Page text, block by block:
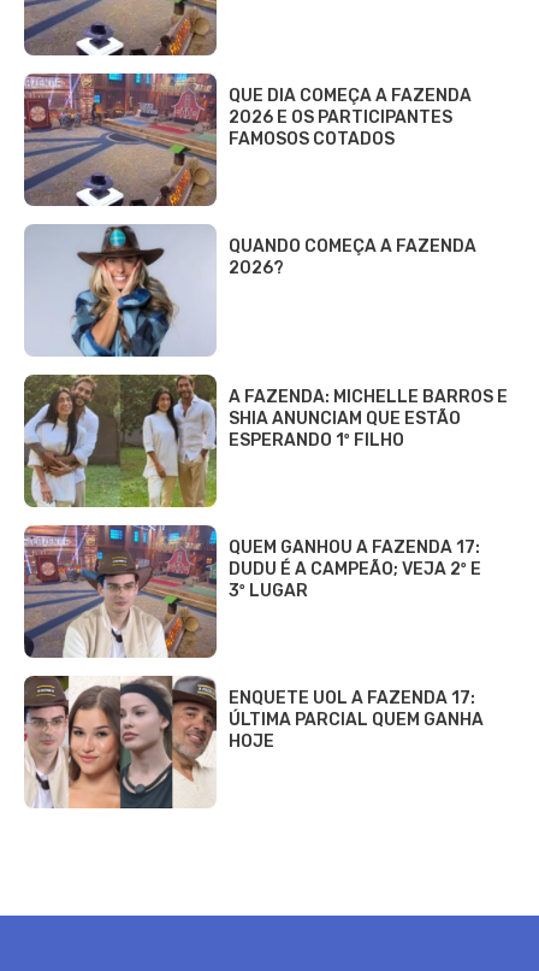
QUE DIA COMEÇA A FAZENDA
2026 E OS PARTICIPANTES
FAMOSOS COTADOS
QUANDO COMEÇA A FAZENDA
2026?
A FAZENDA: MICHELLE BARROS E
SHIA ANUNCIAM QUE ESTÃO
ESPERANDO 1º FILHO
QUEM GANHOU A FAZENDA 17:
DUDU É A CAMPEÃO; VEJA 2º E
3º LUGAR
ENQUETE UOL A FAZENDA 17:
ÚLTIMA PARCIAL QUEM GANHA
HOJE